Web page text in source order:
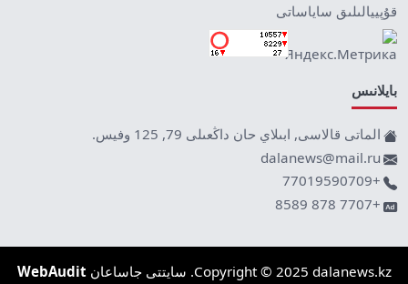
قۇپييالىلىق ساياساتى
بايلانىس
الماتى قالاسى, ابىلاي حان داڭعىلى 79, 125 وفيس.
dalanews@mail.ru
+77019590709
+7707 878 8589
Copyright © 2025 dalanews.kz. سايتتى جاساعان WebAudit